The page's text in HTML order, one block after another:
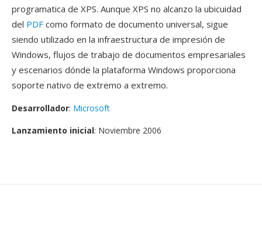
programatica de XPS. Aunque XPS no alcanzo la ubicuidad
del PDF como formato de documento universal, sigue
siendo utilizado en la infraestructura de impresión de
Windows, flujos de trabajo de documentos empresariales
y escenarios dónde la plataforma Windows proporciona
soporte nativo de extremo a extremo.
Desarrollador: Microsoft
Lanzamiento inicial: Noviembre 2006